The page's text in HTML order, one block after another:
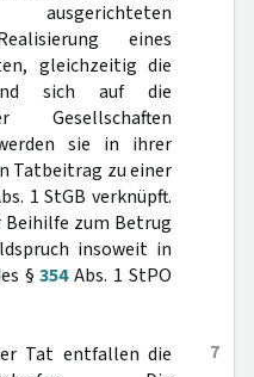
eines
gleichzeitig die
sich auf die
Gesellschaften
sie in ihrer
Tatbeitrag zu einer
1 StGB verknüpft.
zum Betrug
insoweit in
§354Abs. 1 StPO
7
Tat entfallen die